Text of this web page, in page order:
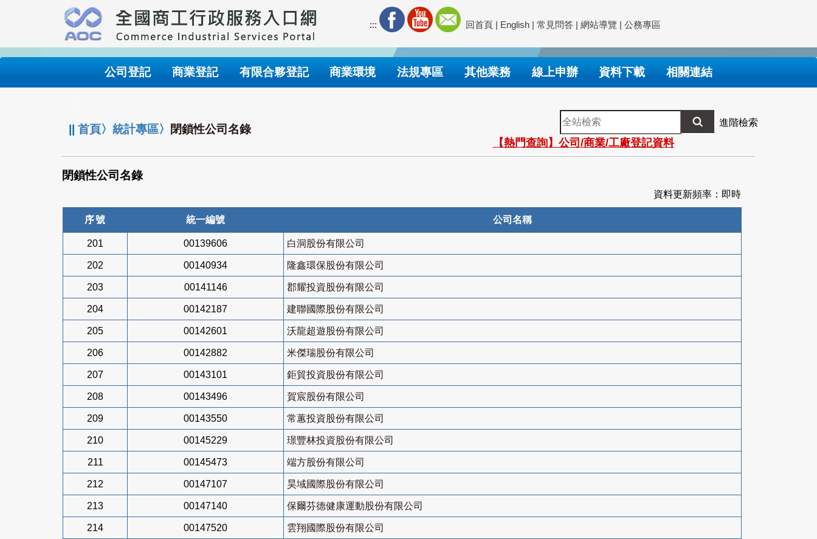
要
內
::: 回首頁 | English | 常見問答 | 網站導覽 | 公務專區
公司登記 商業登記 有限合夥登記 商業環境 法規專區 其他業務 線上申辦 資料下載 相關連結
||首頁〉統計專區〉 閉鎖性公司名錄
全
站
檢
索
進階檢索
【熱門查詢】公司/商業/工廠登記資料
閉鎖性公司名錄
資料更新頻率：即時
序號 統一編號 公司名稱
201 00139606 白洞股份有限公司
202 00140934 隆鑫環保股份有限公司
203 00141146 郡耀投資股份有限公司
204 00142187 建聯國際股份有限公司
205 00142601 沃龍超遊股份有限公司
206 00142882 米傑瑞股份有限公司
207 00143101 鉅貿投資股份有限公司
208 00143496 賀宸股份有限公司
209 00143550 常蕙投資股份有限公司
210 00145229 璟豐林投資股份有限公司
211 00145473 端方股份有限公司
212 00147107 昊域國際股份有限公司
213 00147140 保爾芬德健康運動股份有限公司
214 00147520 雲翔國際股份有限公司